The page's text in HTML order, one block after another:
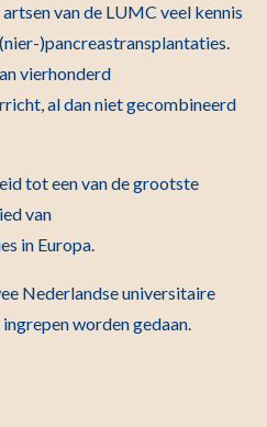
van de LUMC veel kennis
)pancreastransplantaties.
vierhonderd
al dan niet gecombineerd
tot een van de grootste
van
in Europa.
Nederlandse universitaire
worden gedaan.